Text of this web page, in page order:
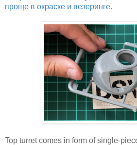
проще в окраске и везеринге.
Top turret comes in form of single-